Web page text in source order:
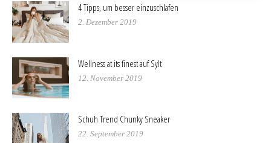
4 Tipps, um besser einzuschlafen
2. Dezember 2019
Wellness at its finest auf Sylt
12. November 2019
Schuh Trend Chunky Sneaker
22. September 2019